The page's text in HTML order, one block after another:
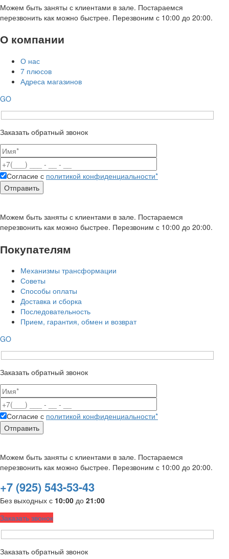
Можем быть заняты с клиентами в зале. Постараемся
перезвонить как можно быстрее. Перезвоним с 10:00 до 20:00.
О компании
О нас
7 плюсов
Адреса магазинов
GO
Заказать обратный звонок
Согласие с политикой конфиденциальности*
Можем быть заняты с клиентами в зале. Постараемся
перезвонить как можно быстрее. Перезвоним с 10:00 до 20:00.
Покупателям
Механизмы трансформации
Советы
Способы оплаты
Доставка и сборка
Последовательность
Прием, гарантия, обмен и возврат
GO
Заказать обратный звонок
Согласие с политикой конфиденциальности*
Можем быть заняты с клиентами в зале. Постараемся
перезвонить как можно быстрее. Перезвоним с 10:00 до 20:00.
+7 (925) 543-53-43
Без выходных с 10:00 до 21:00
Заказать звонок
Заказать обратный звонок